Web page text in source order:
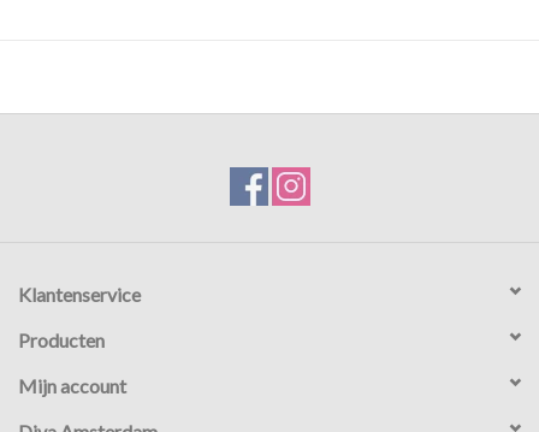
Klantenservice
Producten
Mijn account